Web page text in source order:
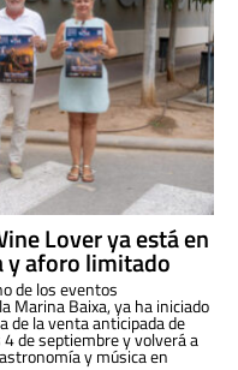
Lover ya está en
y aforo limitado
de los eventos
Marina Baixa, ya ha iniciado
de la venta anticipada de
de septiembre y volverá a
y música en